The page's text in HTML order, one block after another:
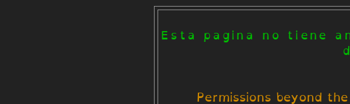
Esta pagina no tiene
Permissions beyond